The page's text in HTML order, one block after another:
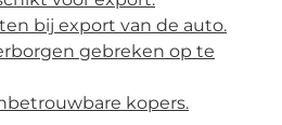
bij export van de auto.
gebreken op te
kopers.